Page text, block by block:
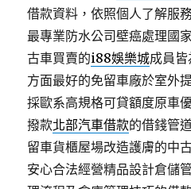
借款資料，依照個人了解服
最專業防水公司壁癌處理國
古車買賣的i88娛樂城成員
方面最好的免留車廠於室外
採歐系高規格可貸額度原車
撥款北部汽車借款的借錢管
留車貨櫃屋場改造護膚的中
安心合法經營精品設計倉儲